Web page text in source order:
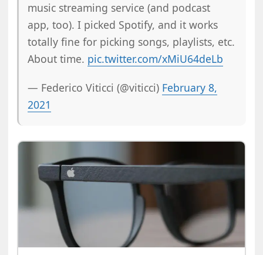
music streaming service (and podcast
app, too). I picked Spotify, and it works
totally fine for picking songs, playlists, etc.
About time. pic.twitter.com/xMiU64deLb
— Federico Viticci (@viticci) February 8,
2021